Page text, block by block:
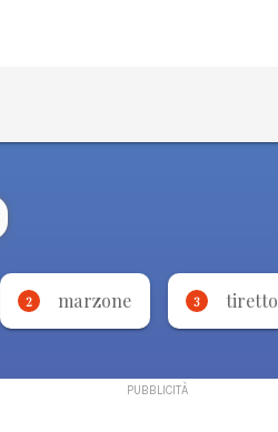
2 marzone 3 tiretto